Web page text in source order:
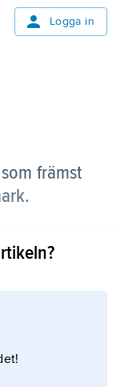
Logga in
främst
egen
bl.a. VM